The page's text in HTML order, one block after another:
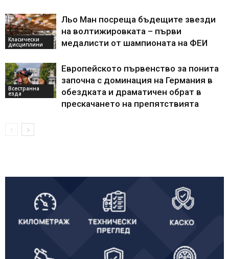
Класически
дисциплини
Льо Ман посреща бъдещите звезди
на волтижировката – първи
медалисти от шампионата на ФЕИ
Всестранна
езда
Европейското първенство за понита
започна с доминация на Германия в
обездката и драматичен обрат в
прескачането на препятствията